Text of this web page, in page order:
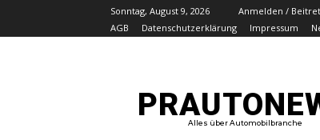
Sonntag, August 9, 2026
Anmelden /
AGB
Datenschutzerklärung Impressum
Alles über Automobilbranche